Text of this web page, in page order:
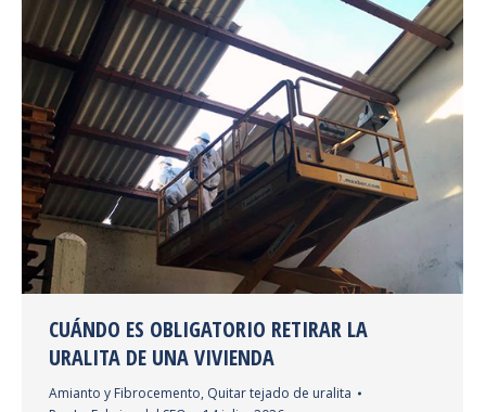
CUÁNDO ES OBLIGATORIO RETIRAR LA
URALITA DE UNA VIVIENDA
Amianto y Fibrocemento, Quitar tejado de uralita